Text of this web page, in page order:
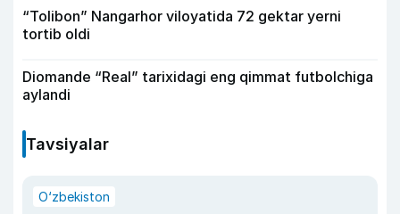
“Tolibon” Nangarhor viloyatida 72 gektar yerni
tortib oldi
Diomande “Real” tarixidagi eng qimmat futbolchiga
aylandi
Tavsiyalar
O‘zbekiston